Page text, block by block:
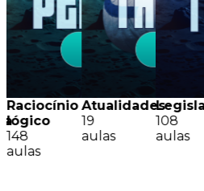
Raciocínio
lógico
148
aulas
Atualidades
19
aulas
108
aulas